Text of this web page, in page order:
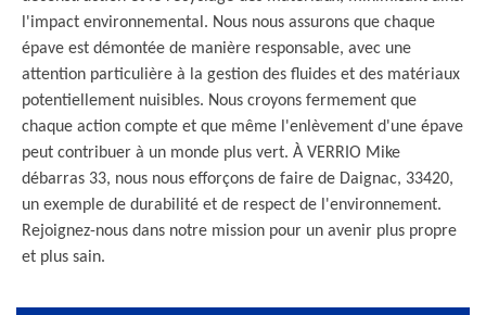
l'impact environnemental. Nous nous assurons que chaque
épave est démontée de manière responsable, avec une
attention particulière à la gestion des fluides et des matériaux
potentiellement nuisibles. Nous croyons fermement que
chaque action compte et que même l'enlèvement d'une épave
peut contribuer à un monde plus vert. À VERRIO Mike
débarras 33, nous nous efforçons de faire de Daignac, 33420,
un exemple de durabilité et de respect de l'environnement.
Rejoignez-nous dans notre mission pour un avenir plus propre
et plus sain.